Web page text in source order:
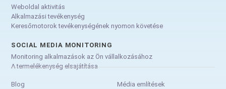
Weboldal aktivitás
Alkalmazási tevékenység
Keresőmotorok tevékenységének nyomon követése
SOCIAL MEDIA MONITORING
Monitoring alkalmazások az Ön vállalkozásához
A termelékenység elsajátítása
Blog
Média említések